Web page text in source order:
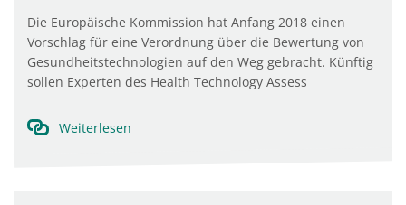
Die Europäische Kommission hat Anfang 2018 einen
Vorschlag für eine Verordnung über die Bewertung von
Gesundheitstechnologien auf den Weg gebracht. Künftig
sollen Experten des Health Technology Assess
Weiterlesen